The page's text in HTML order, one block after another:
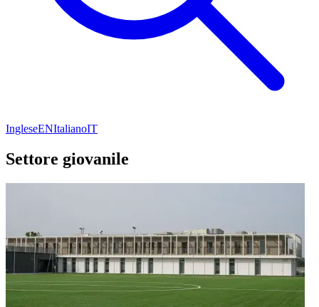
IngleseENItalianoIT
Settore giovanile